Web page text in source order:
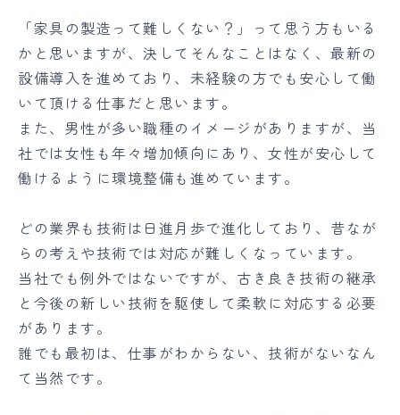
「家具の製造って難しくない？」って思う方もいる
かと思いますが、決してそんなことはなく、最新の
設備導入を進めており、未経験の方でも安心して働
いて頂ける仕事だと思います。
また、男性が多い職種のイメージがありますが、当
社では女性も年々増加傾向にあり、女性が安心して
働けるように環境整備も進めています。
どの業界も技術は日進月歩で進化しており、昔なが
らの考えや技術では対応が難しくなっています。
当社でも例外ではないですが、古き良き技術の継承
と今後の新しい技術を駆使して柔軟に対応する必要
があります。
誰でも最初は、仕事がわからない、技術がないなん
て当然です。